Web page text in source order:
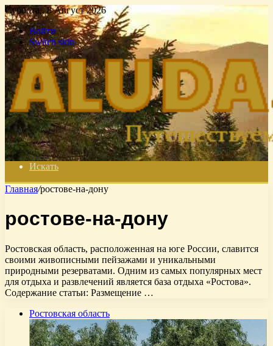
Суббота , 8 Август 2026
Войти
Switch skin
Искать
Главная/ростове-на-дону
ростове-на-дону
Ростовская область, расположенная на юге России, славится
своими живописными пейзажами и уникальными
природными резерватами. Одним из самых популярных мест
для отдыха и развлечений является база отдыха «Ростова».
Содержание статьи: Размещение …
Ростовская область